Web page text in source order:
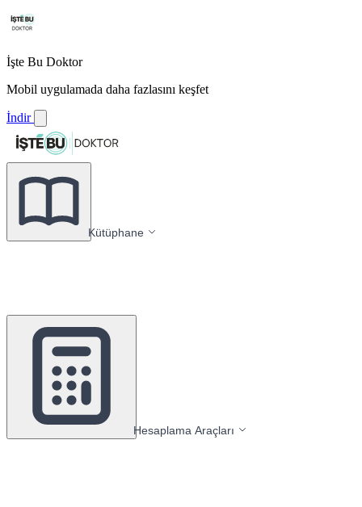
İşte Bu Doktor
Mobil uygulamada daha fazlasını keşfet
İndir
Kütüphane
Hesaplama Araçları